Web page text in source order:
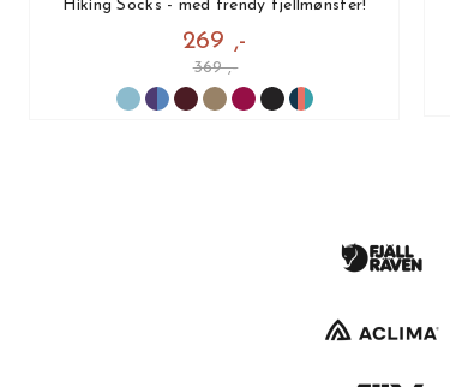
Hiking Socks - med trendy fjellmønster!
269 ,-
369 ,-